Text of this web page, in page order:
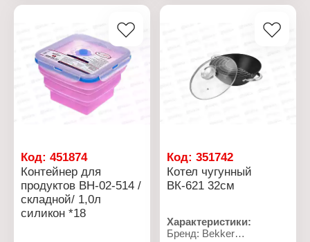
Тип крышки:
Использование в
микроволновой печи: Да
Использование в
посудомоечной машине:
Использование в
духовом шкафу: да
стекло
Объем: 950 мл
Форма: прямоугольный
Материал: силикон
Объем: 900 мл + 660 мл
Код: 451874
Контейнер для
продуктов ВН-02-514 /
складной/ 1,0л
силикон *18
Код:351742
Котел чугунный
ВК-621 32см
Характеристики:
Бренд: Bekker